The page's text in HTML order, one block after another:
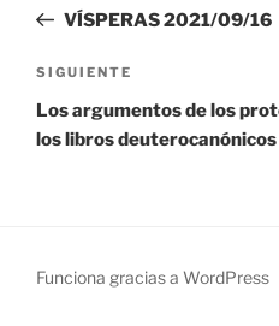
entradas
anterior:
VÍSPERAS 2021/09/16
Siguiente
entrada
SIGUIENTE
Los argumentos de los
los libros deuterocanónicos
Funciona gracias a WordPress